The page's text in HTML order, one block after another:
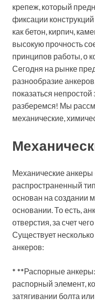
крепеж, который
фиксации
как бетон, кирпич,
высокую прочность
принципов работы, о
Сегодня на рынке
разнообразие
показаться
разберемся! Мы
механические,
Механические анкеры
распространенный
основан на создании
основании. То есть,
отверстия, за счет
Существует
анкеров:
* **Распорные
распорный элемент,
затягивании болта